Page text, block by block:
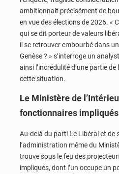
ambitionnait précisément de
en vue des élections de 2026. «
qui se dit porteur de valeurs
il se retrouver embourbé dans
Genèse ? » s’interroge un
ainsi l’incrédulité d’une partie
cette situation.
Le Ministère de
fonctionnaires impliqués
Au-delà du parti Le Libéral et de
l’administration même du
trouve sous le feu des
impliqués, dont l’un occupe un